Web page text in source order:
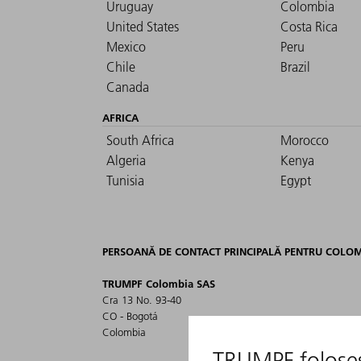
Uruguay
Colombia
United States
Costa Rica
Mexico
Peru
Chile
Brazil
Canada
AFRICA
South Africa
Morocco
Algeria
Kenya
Tunisia
Egypt
PERSOANĂ DE CONTACT PRINCIPALĂ PENTRU
TRUMPF Colombia SAS
Cra 13 No. 93-40
CO - Bogotá
Colombia